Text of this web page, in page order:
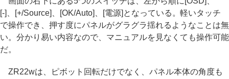
[-]、[+/Source]、[OK/Auto]、[電源]となっている。軽いタッチ
で操作でき、押す度にパネルがグラグラ揺れるようなことは無
い。分かり易い内容なので、マニュアルを見なくても操作可能
だ。
ZR22wは、ピボット回転だけでなく、パネル本体の角度も